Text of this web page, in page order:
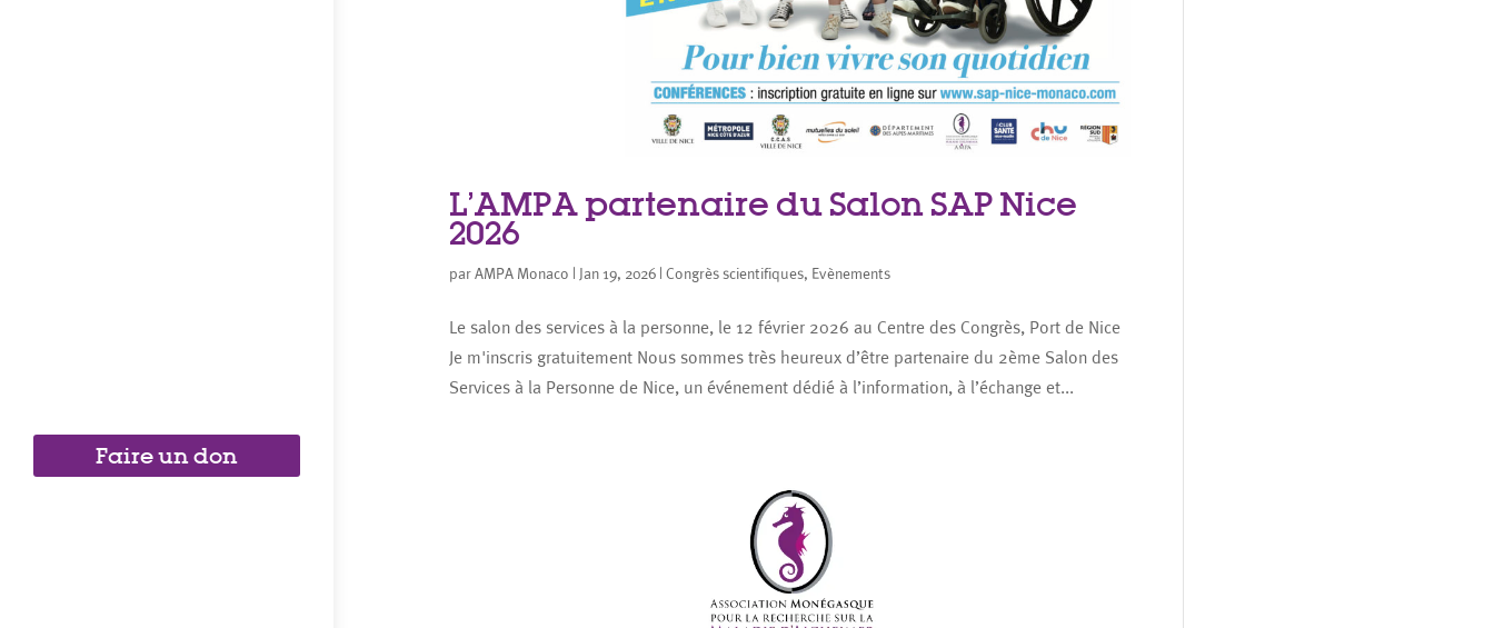
Faire un don
L’AMPA partenaire du Salon SAP Nice
2026
parAMPA Monaco Jan 19, 2026 |Congrès scientifiques, Evènements
Le salon des services à la personne, le 12 février 2026 au Centre des Congrès, Port de Nice
Je m'inscris gratuitement Nous sommes très heureux d’être partenaire du 2ème Salon des
Services à la Personne de Nice, un événement dédié à l’information, à l’échange et...